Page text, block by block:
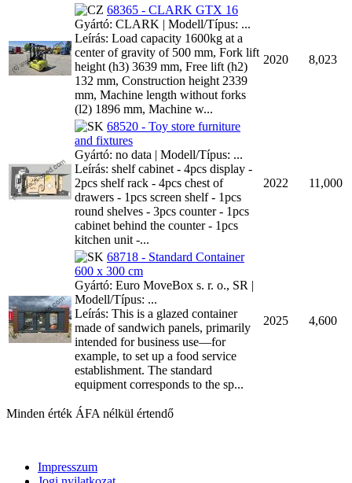
68365 - CLARK GTX 16
Gyártó: CLARK | Modell/Típus: ...
Leírás: Load capacity 1600kg at a
center of gravity of 500 mm, Fork lift
height (h3) 3639 mm, Free lift (h2)
132 mm, Construction height 2339
mm, Machine length without forks
(l2) 1896 mm, Machine w...
2020 8,023
68520 - Toy store furniture
and fixtures
Gyártó: no data | Modell/Típus: ...
Leírás: shelf cabinet - 4pcs display -
2pcs shelf rack - 4pcs chest of
drawers - 1pcs screen shelf - 1pcs
round shelves - 3pcs counter - 1pcs
cabinet behind the counter - 1pcs
kitchen unit -...
2022 11,000
68718 - Standard Container
600 x 300 cm
Gyártó: Euro MoveBox s. r. o., SR |
Modell/Típus: ...
Leírás: This is a glazed container
made of sandwich panels, primarily
intended for business use—for
example, to set up a food service
establishment. The standard
equipment corresponds to the sp...
2025 4,600
Minden érték ÁFA nélkül értendő
Impresszum